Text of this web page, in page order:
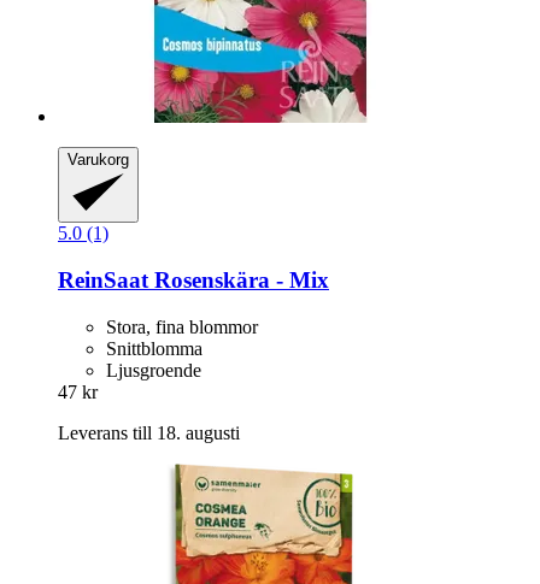
Varukorg
5.0 (1)
ReinSaat Rosenskära -​ Mix
Stora, fina blommor
Snittblomma
Ljusgroende
47 kr
Leverans till 18. augusti